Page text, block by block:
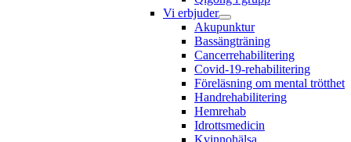
Vi erbjuder
Akupunktur
Bassängträning
Cancerrehabilitering
Covid-19-rehabilitering
Föreläsning om mental trötthet
Handrehabilitering
Hemrehab
Idrottsmedicin